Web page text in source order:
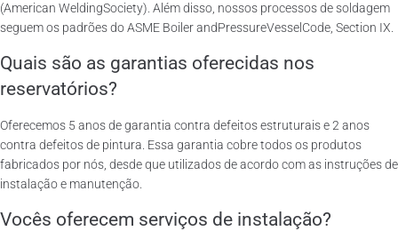
(American WeldingSociety). Além disso, nossos processos de soldagem
seguem os padrões do ASME Boiler andPressureVesselCode, Section IX.
Quais são as garantias oferecidas nos
reservatórios?
Oferecemos 5 anos de garantia contra defeitos estruturais e 2 anos
contra defeitos de pintura. Essa garantia cobre todos os produtos
fabricados por nós, desde que utilizados de acordo com as instruções de
instalação e manutenção.
Vocês oferecem serviços de instalação?